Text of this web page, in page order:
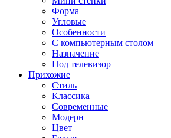
Форма
Угловые
Особенности
С компьютерным столом
Назначение
Под телевизор
Прихожие
Стиль
Классика
Современные
Модерн
Цвет